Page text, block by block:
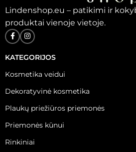
Lindenshop.eu – patikimi ir
produktai vienoje vietoje.
KATEGORIJOS
Kosmetika veidui
Dekoratyvinė kosmetika
Plaukų priežiūros priemonės
Priemonės kūnui
Rinkiniai